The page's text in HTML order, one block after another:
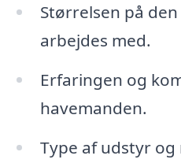
Størrelsen på
arbejdes med.
Erfaringen og
havemanden.
Type af udstyr